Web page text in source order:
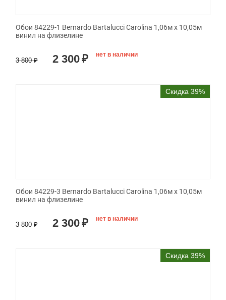
Обои 84229-1 Bernardo Bartalucci Carolina 1,06м х 10,05м
винил на флизелине
3 800 ₽ 2 300₽ нет в наличии
Скидка 39%
Обои 84229-3 Bernardo Bartalucci Carolina 1,06м х 10,05м
винил на флизелине
3 800 ₽ 2 300₽ нет в наличии
Скидка 39%